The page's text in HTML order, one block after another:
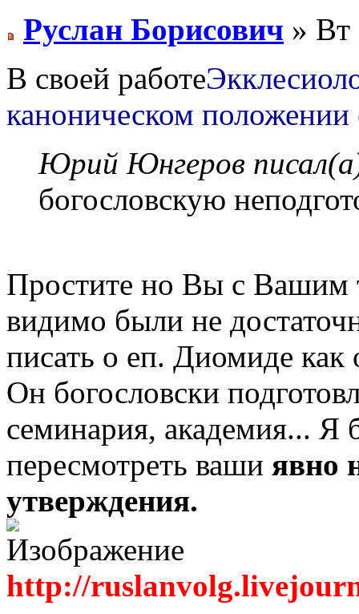
Руслан Борисович » Вт
В своей работе
каноническом
Юрий Юнгеров
богословскую
Простите но Вы с
видимо были не
писать о еп. Диомиде как
Он богословски
семинария, академия... Я
пересмотреть ваши явно
утверждения.
http://